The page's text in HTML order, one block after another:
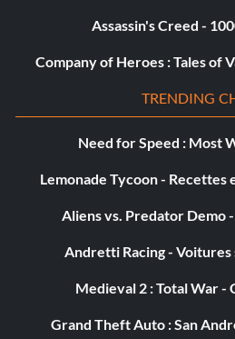
Assassin's Creed -
Company of Heroes : Tales of
TRENDING
Need for Speed : Most
Lemonade Tycoon - Recettes
Aliens vs. Predator Demo
Andretti Racing -
Medieval 2 : Total War -
Grand Theft Auto : San